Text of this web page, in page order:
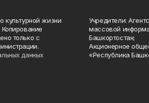
жизни
только с
данных
Учредители:
массовой
Башкортостан;
Акционерное
«Республика